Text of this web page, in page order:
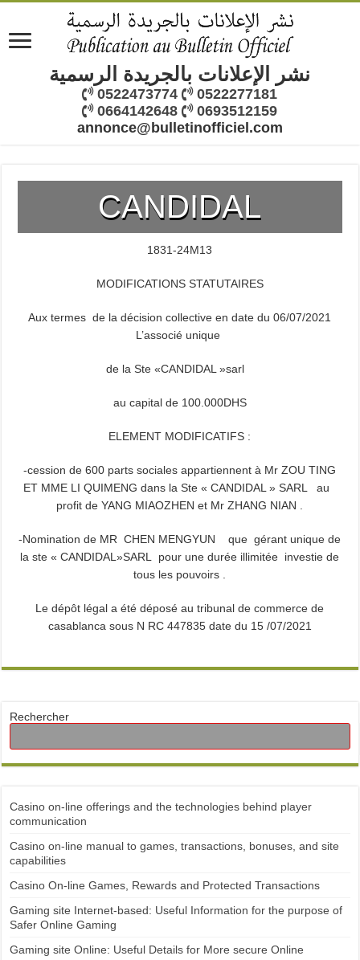
نشر الإعلانات بالجريدة الرسمية
0522473774
0522277181
0664142648
0693512159
annonce@bulletinofficiel.com
CANDIDAL
1831-24M13
MODIFICATIONS STATUTAIRES
Aux termes de la décision collective en date du 06/07/2021
L’associé unique
de la Ste «CANDIDAL »sarl
au capital de 100.000DHS
ELEMENT MODIFICATIFS :
-cession de 600 parts sociales appartiennent à Mr ZOU TING
ET MME LI QUIMENG dans la Ste « CANDIDAL » SARL au
profit de YANG MIAOZHEN et Mr ZHANG NIAN .
-Nomination de MR CHEN MENGYUN que gérant unique de
la ste « CANDIDAL»SARL pour une durée illimitée investie de
tous les pouvoirs .
Le dépôt légal a été déposé au tribunal de commerce de
casablanca sous N RC 447835 date du 15 /07/2021
Rechercher
Casino on-line offerings and the technologies behind player
communication
Casino on-line manual to games, transactions, bonuses, and site
capabilities
Casino On-line Games, Rewards and Protected Transactions
Gaming site Internet-based: Useful Information for the purpose of
Safer Online Gaming
Gaming site Online: Useful Details for More secure Online